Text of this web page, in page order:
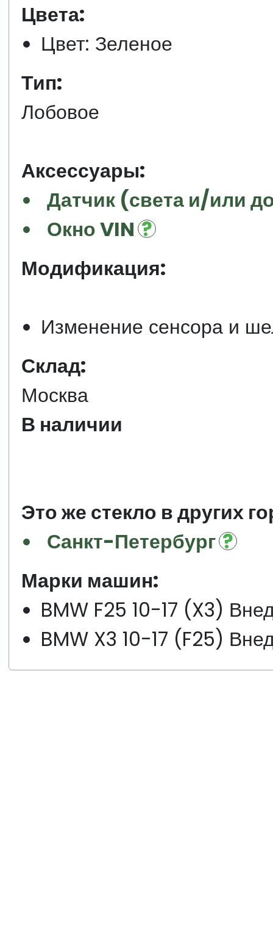
Цвета:
Цвет: Зеленое
Тип:
Лобовое
Аксессуары:
Датчик (света и/или
Окно VIN
Модификация:
Изменение сенсора и
Склад:
Москва
В наличии
Это же стекло в других
Санкт-Петербург
Марки машин:
BMW F25 10-17 (X3)
BMW X3 10-17 (F25)